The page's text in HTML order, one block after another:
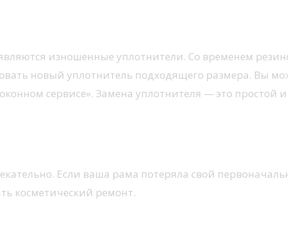
изношенные уплотнители. Со временем
новый уплотнитель подходящего размера. Вы
сервисе». Замена уплотнителя — это простой
Если ваша рама потеряла свой
косметический ремонт.